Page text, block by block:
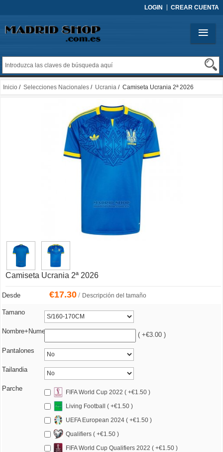
LOGIN CREAR CUENTA
Inicio / Selecciones Nacionales / Ucrania / Camiseta Ucrania 2ª 2026
Camiseta Ucrania 2ª 2026
Desde €17.30/ Descripción del tamaño
Tamano
Nombre+Numero ( +€3.00 )
Pantalones
Tailandia
Parche
FIFA World Cup 2022 ( +€1.50 )
Living Football ( +€1.50 )
UEFA European 2024 ( +€1.50 )
Qualifiers ( +€1.50 )
FIFA World Cup Qualifiers 2022 ( +€1.50 )